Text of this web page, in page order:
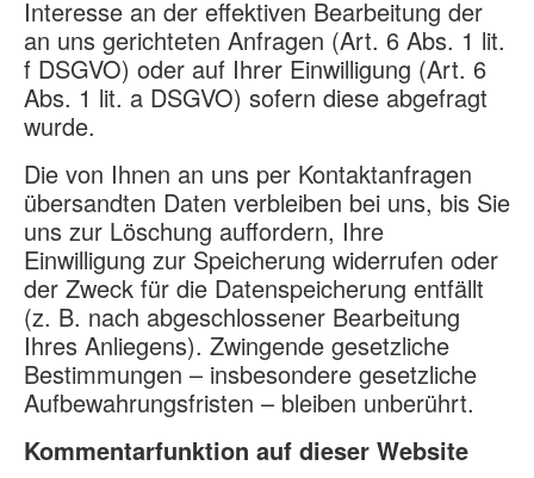
Interesse an der effektiven Bearbeitung der
an uns gerichteten Anfragen (Art. 6 Abs. 1 lit.
f DSGVO) oder auf Ihrer Einwilligung (Art. 6
Abs. 1 lit. a DSGVO) sofern diese abgefragt
wurde.
Die von Ihnen an uns per Kontaktanfragen
übersandten Daten verbleiben bei uns, bis Sie
uns zur Löschung auffordern, Ihre
Einwilligung zur Speicherung widerrufen oder
der Zweck für die Datenspeicherung entfällt
(z. B. nach abgeschlossener Bearbeitung
Ihres Anliegens). Zwingende gesetzliche
Bestimmungen – insbesondere gesetzliche
Aufbewahrungsfristen – bleiben unberührt.
Kommentarfunktion auf dieser Website